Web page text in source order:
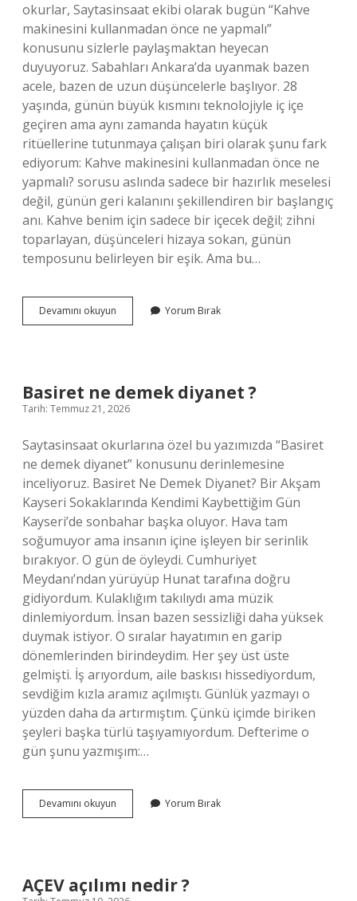
okurlar, Saytasinsaat ekibi olarak bugün “Kahve
makinesini kullanmadan önce ne yapmalı”
konusunu sizlerle paylaşmaktan heyecan
duyuyoruz. Sabahları Ankara’da uyanmak bazen
acele, bazen de uzun düşüncelerle başlıyor. 28
yaşında, günün büyük kısmını teknolojiyle iç içe
geçiren ama aynı zamanda hayatın küçük
ritüellerine tutunmaya çalışan biri olarak şunu fark
ediyorum: Kahve makinesini kullanmadan önce ne
yapmalı? sorusu aslında sadece bir hazırlık meselesi
değil, günün geri kalanını şekillendiren bir başlangıç
anı. Kahve benim için sadece bir içecek değil; zihni
toparlayan, düşünceleri hizaya sokan, günün
temposunu belirleyen bir eşik. Ama bu…
Devamını okuyun
makinesini
?
Yorum Bırak
Basiret ne demek diyanet ?
Tarih: Temmuz 21, 2026
Saytasinsaat okurlarına özel bu yazımızda “Basiret
ne demek diyanet” konusunu derinlemesine
inceliyoruz. Basiret Ne Demek Diyanet? Bir Akşam
Kayseri Sokaklarında Kendimi Kaybettiğim Gün
Kayseri’de sonbahar başka oluyor. Hava tam
soğumuyor ama insanın içine işleyen bir serinlik
bırakıyor. O gün de öyleydi. Cumhuriyet
Meydanı’ndan yürüyüp Hunat tarafına doğru
gidiyordum. Kulaklığım takılıydı ama müzik
dinlemiyordum. İnsan bazen sessizliği daha yüksek
duymak istiyor. O sıralar hayatımın en garip
dönemlerinden birindeydim. Her şey üst üste
gelmişti. İş arıyordum, aile baskısı hissediyordum,
sevdiğim kızla aramız açılmıştı. Günlük yazmayı o
yüzden daha da artırmıştım. Çünkü içimde biriken
şeyleri başka türlü taşıyamıyordum. Defterime o
gün şunu yazmışım:…
Devamını okuyun
ne
Yorum Bırak
AÇEV açılımı nedir ?